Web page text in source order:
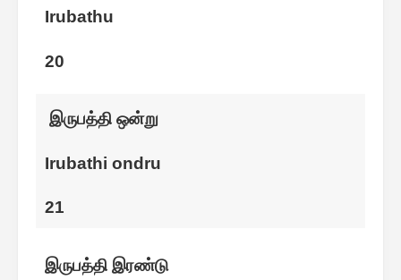
Irubathu
20
இருபத்தி ஒன்று
Irubathi ondru
21
இருபத்தி இரண்டு